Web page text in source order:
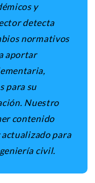
y
detecta
normativos
aportar
para su
Nuestro
contenido
para
civil.